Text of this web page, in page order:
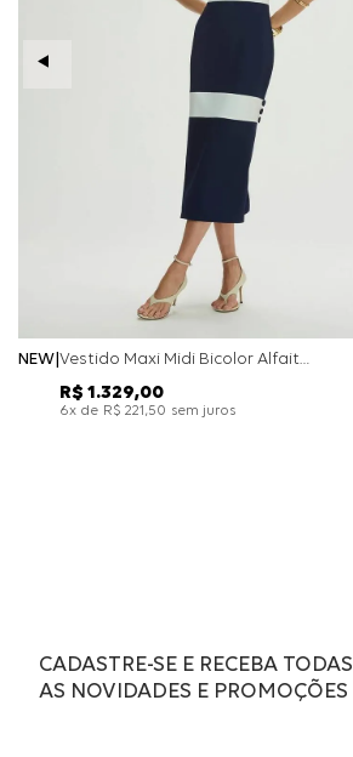
NEW Vestido Maxi Midi Bicolor Alfaitaria Navy - Marinho
R$ 1 .329,00
6x de R$ 221,50 sem juros
CADASTRE-SE E RECEBA TODAS
AS NOVIDADES E PROMOÇÕES